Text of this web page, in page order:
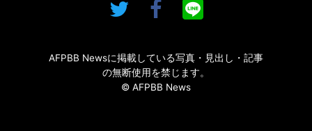
AFPBB Newsに掲載している写真・見出し・記事
の無断使用を禁じます。
© AFPBB News